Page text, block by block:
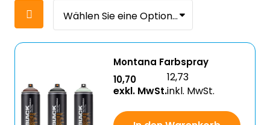
Montana Farbspray
10,70
exkl. MwSt.
12,73
inkl. MwSt.